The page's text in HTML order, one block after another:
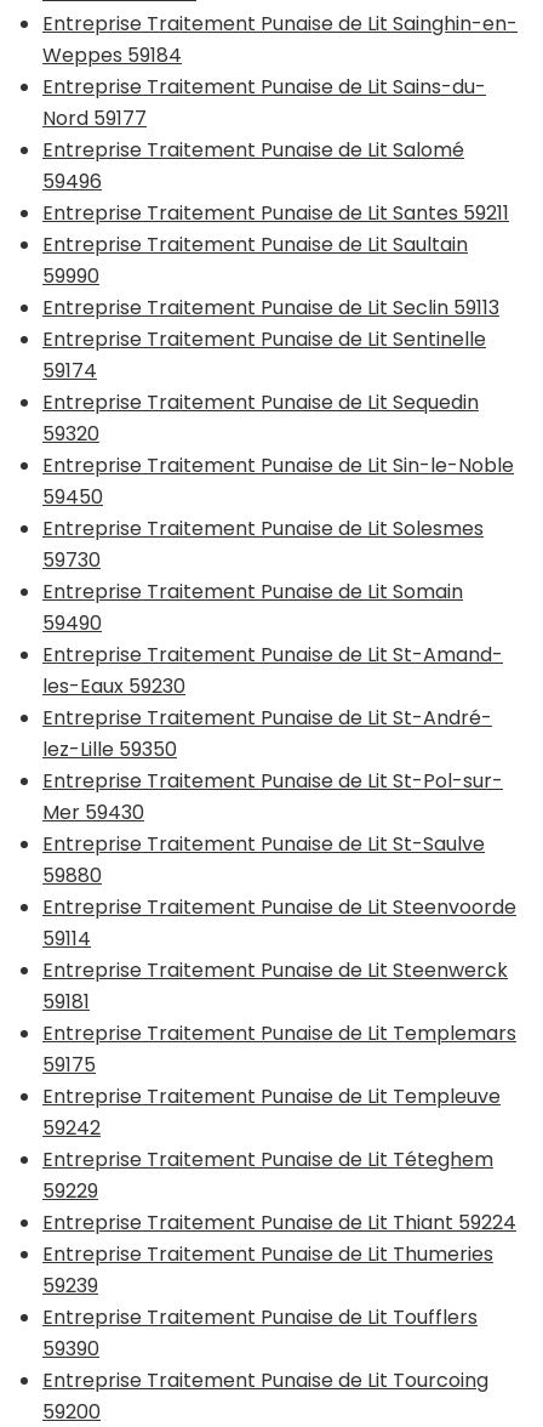
Entreprise Traitement Punaise de Lit Sainghin-en-
Weppes 59184
Entreprise Traitement Punaise de Lit Sains-du-
Nord 59177
Entreprise Traitement Punaise de Lit Salomé
59496
Entreprise Traitement Punaise de Lit Santes 59211
Entreprise Traitement Punaise de Lit Saultain
59990
Entreprise Traitement Punaise de Lit Seclin 59113
Entreprise Traitement Punaise de Lit Sentinelle
59174
Entreprise Traitement Punaise de Lit Sequedin
59320
Entreprise Traitement Punaise de Lit Sin-le-Noble
59450
Entreprise Traitement Punaise de Lit Solesmes
59730
Entreprise Traitement Punaise de Lit Somain
59490
Entreprise Traitement Punaise de Lit St-Amand-
les-Eaux 59230
Entreprise Traitement Punaise de Lit St-André-
lez-Lille 59350
Entreprise Traitement Punaise de Lit St-Pol-sur-
Mer 59430
Entreprise Traitement Punaise de Lit St-Saulve
59880
Entreprise Traitement Punaise de Lit Steenvoorde
59114
Entreprise Traitement Punaise de Lit Steenwerck
59181
Entreprise Traitement Punaise de Lit Templemars
59175
Entreprise Traitement Punaise de Lit Templeuve
59242
Entreprise Traitement Punaise de Lit Téteghem
59229
Entreprise Traitement Punaise de Lit Thiant 59224
Entreprise Traitement Punaise de Lit Thumeries
59239
Entreprise Traitement Punaise de Lit Toufflers
59390
Entreprise Traitement Punaise de Lit Tourcoing
59200